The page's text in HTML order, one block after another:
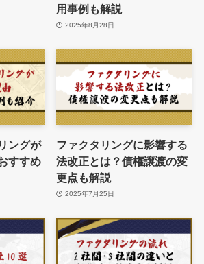
用事例も解説
2025年8月28日
ングが
すすめ
ファクタリングに影響する
法改正とは？債権譲渡の変
更点も解説
2025年7月25日